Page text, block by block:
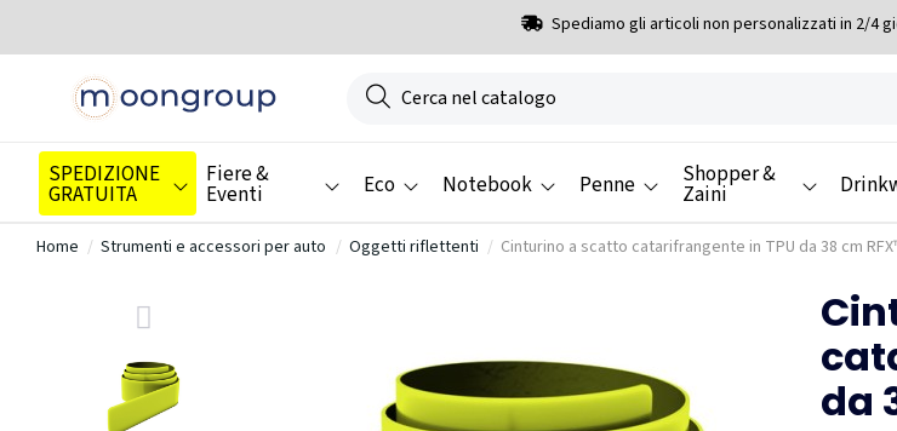
Spediamo gli articoli non personalizzati in 2/4
SPEDIZIONE
GRATUITA
Fiere &
Eventi Eco Notebook Penne Shopper &
Zaini
Home Strumenti e accessori per auto Oggetti riflettenti Cinturino a scatto catarifrangente in TPU da 38 cm
da